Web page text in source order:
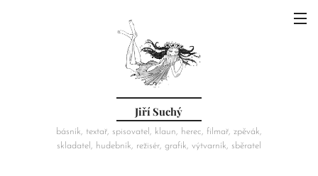
Jiří Suchý
básník, textař, spisovatel, klaun, herec, filmař, zpěvák,
skladatel, hudebník, režisér, grafik, výtvarník, sběratel